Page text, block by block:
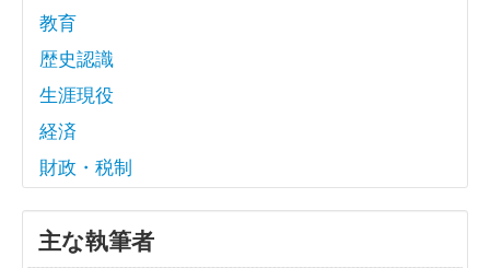
教育
歴史認識
生涯現役
経済
財政・税制
主な執筆者